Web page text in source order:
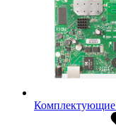
Комплектующие